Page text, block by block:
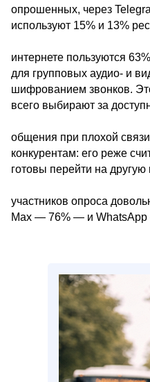
опрошенных, через
используют 15% и 13%
интернете пользуются
для групповых аудио- и
шифрованием звонков.
всего выбирают за
общения при плохой
конкурентам: его реже
готовы перейти на
участников опроса
Max — 76% — и WhatsApp